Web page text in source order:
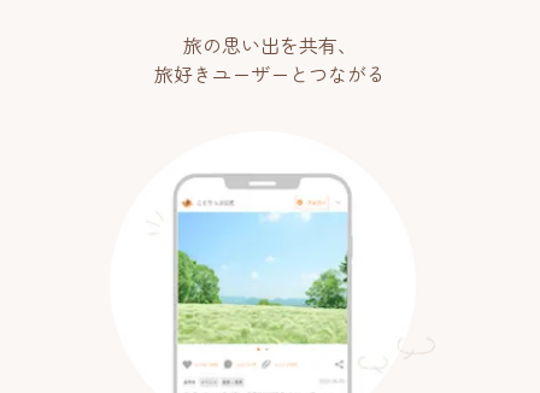
旅の思い出を共有、
旅好きユーザーとつながる